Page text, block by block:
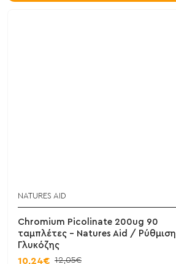
NATURES AID
Chromium Picolinate 200ug 90
ταμπλέτες - Natures Aid / Ρύθμιση
Γλυκόζης
10,24€ 12,05€